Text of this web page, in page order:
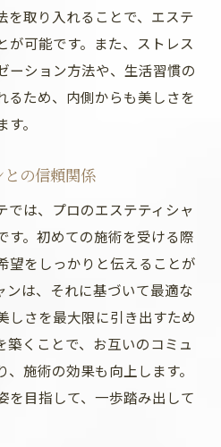
を取り入れることで、エステ
が可能です。また、ストレス
ーション方法や、生活習慣の
るため、内側からも美しさを
。
の信頼関係
では、プロのエステティシャ
す。初めての施術を受ける際
望をしっかりと伝えることが
ンは、それに基づいて最適な
しさを最大限に引き出すため
築くことで、お互いのコミュ
施術の効果も向上します。
を目指して、一歩踏み出して